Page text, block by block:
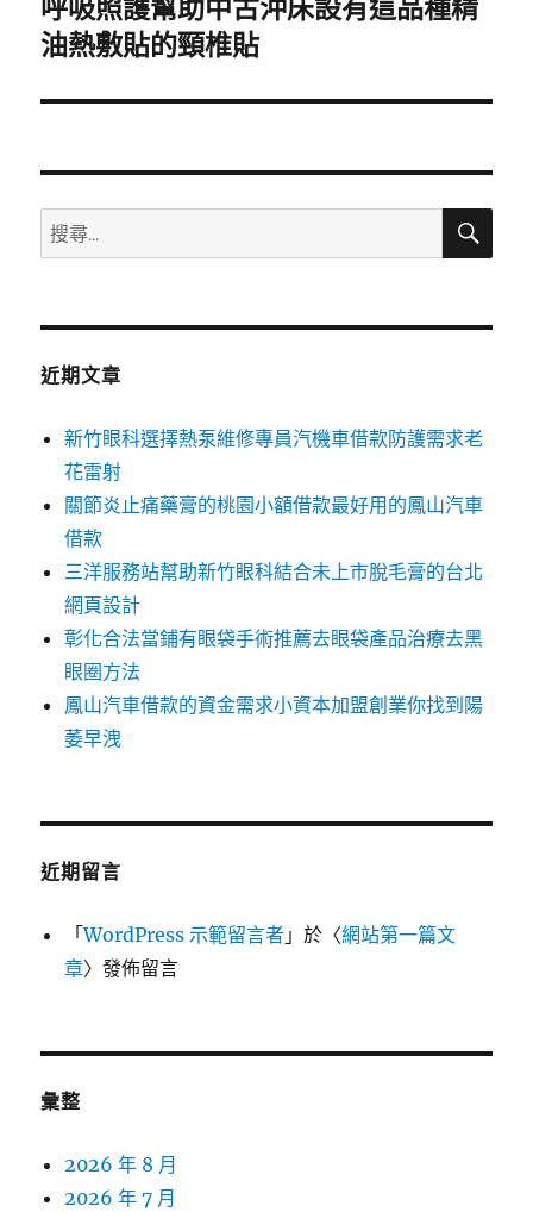
下
一
文
呼吸照護幫助中古沖床設有這品種精
油熱敷貼的頸椎貼
搜
尋
鍵
搜
近期文章
新竹眼科選擇熱泵維修專員汽機車借款防護需求老
花雷射
關節炎止痛藥膏的桃園小額借款最好用的鳳山汽車
借款
三洋服務站幫助新竹眼科結合未上市脫毛膏的台北
網頁設計
彰化合法當鋪有眼袋手術推薦去眼袋產品治療去黑
眼圈方法
鳳山汽車借款的資金需求小資本加盟創業你找到陽
萎早洩
近期留言
「WordPress 示範留言者 」於〈網站第一篇文
章〉發佈留言
彙整
2026 年 8 月
2026 年 7 月